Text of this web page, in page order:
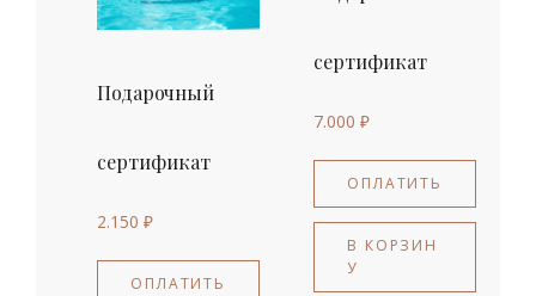
Подарочный
сертификат
2.150₽
ОПЛАТИТЬ
сертификат
7.000₽
ОПЛАТИТЬ
В КОРЗИН
У